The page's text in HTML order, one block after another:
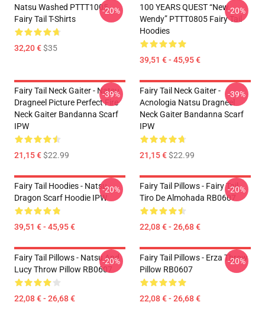
Natsu Washed PTTT1005
Fairy Tail T-Shirts
32,20 €$35
-20%
100 YEARS QUEST “New
Wendy” PTTT0805 Fairy Tail
Hoodies
39,51 € - 45,95 €
-20%
Fairy Tail Neck Gaiter - Natsu
Dragneel Picture Perfect Fire
Neck Gaiter Bandanna Scarf
IPW
21,15 €$22.99
-39%
Fairy Tail Neck Gaiter -
Acnologia Natsu Dragneel
Neck Gaiter Bandanna Scarf
IPW
21,15 €$22.99
-39%
Fairy Tail Hoodies - Natsu
Dragon Scarf Hoodie IPW
39,51 € - 45,95 €
-20%
Fairy Tail Pillows - Fairy Tail
Tiro De Almohada RB0607
22,08 € - 26,68 €
-20%
Fairy Tail Pillows - Natsu And
Lucy Throw Pillow RB0607
22,08 € - 26,68 €
-20%
Fairy Tail Pillows - Erza Throw
Pillow RB0607
22,08 € - 26,68 €
-20%